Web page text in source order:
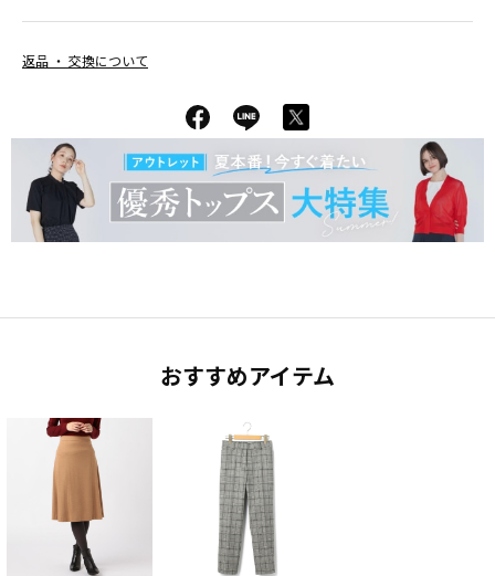
返品 ・ 交換について
おすすめアイテム